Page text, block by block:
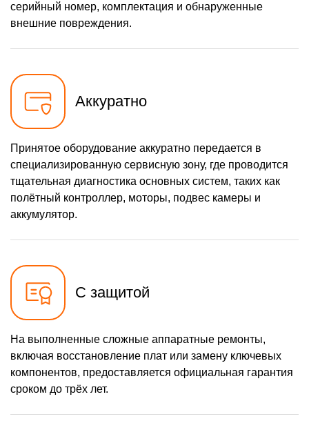
серийный номер, комплектация и обнаруженные
внешние повреждения.
Аккуратно
Принятое оборудование аккуратно передается в
специализированную сервисную зону, где проводится
тщательная диагностика основных систем, таких как
полётный контроллер, моторы, подвес камеры и
аккумулятор.
С защитой
На выполненные сложные аппаратные ремонты,
включая восстановление плат или замену ключевых
компонентов, предоставляется официальная гарантия
сроком до трёх лет.